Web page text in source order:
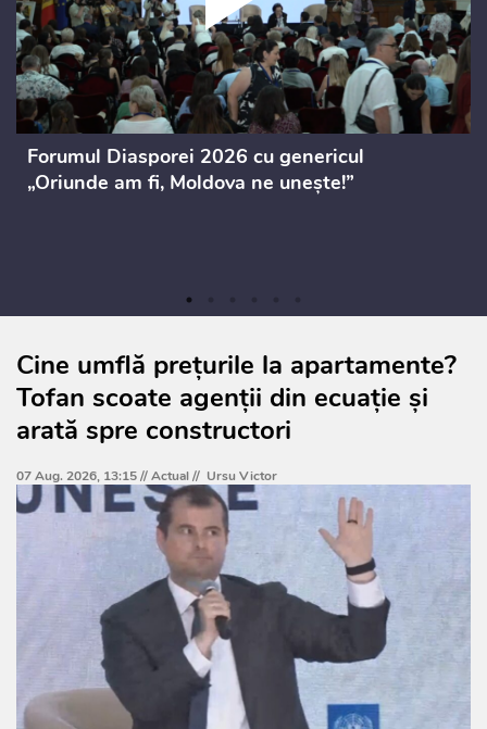
Forumul Diasporei 2026 cu genericul
„Oriunde am fi, Moldova ne unește!”
Cine umflă prețurile la apartamente?
Tofan scoate agenții din ecuație și
arată spre constructori
07 Aug. 2026, 13:15 //Actual// Ursu Victor